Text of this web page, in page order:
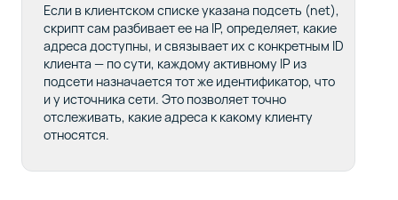
Если в клиентском списке указана подсеть (net),
скрипт сам разбивает ее на IP, определяет, какие
адреса доступны, и связывает их с конкретным ID
клиента — по сути, каждому активному IP из
подсети назначается тот же идентификатор, что
и у источника сети. Это позволяет точно
отслеживать, какие адреса к какому клиенту
относятся.